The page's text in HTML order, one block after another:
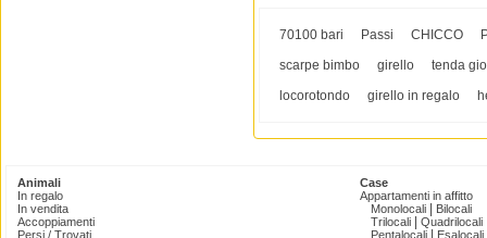
70100 bari Passi CHICCO
scarpe bimbo
girello
tenda
locorotondo
girello in regalo
Animali
In regalo
In vendita
Accoppiamenti
Persi / Trovati
Case
Appartamenti in affitto
Monolocali
Bilocali
Trilocali
Quadrilocali
Pentalocali
Esalocali